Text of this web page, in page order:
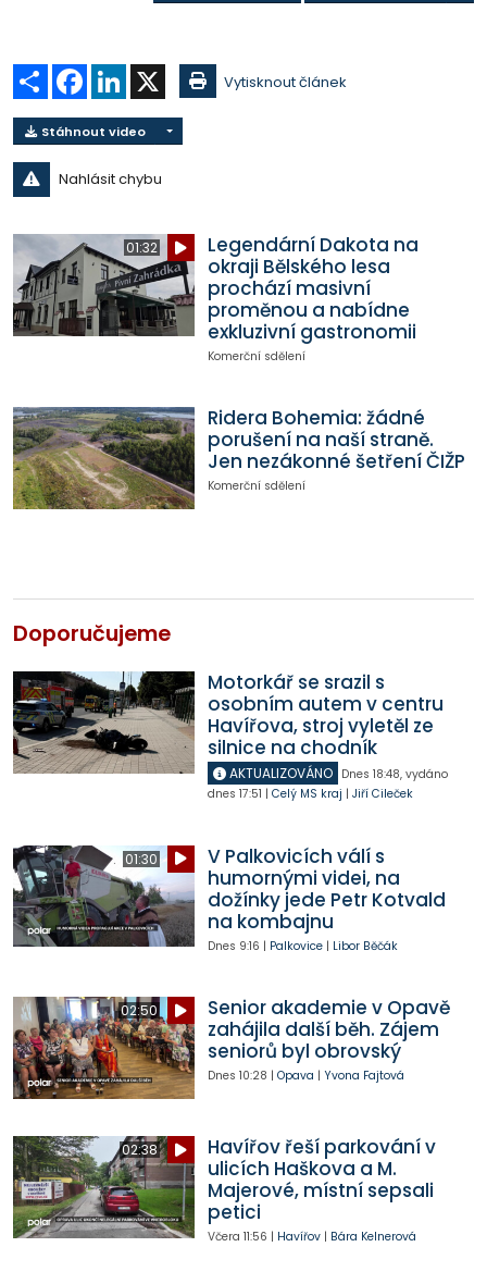
Sdílet Facebook
LinkedIn Vytisknout článek
Stáhnout video
Nahlásit chybu
01:32
Legendární Dakota na
okraji Bělského lesa
prochází masivní
proměnou a nabídne
exkluzivní gastronomii
Komerční sdělení
Ridera Bohemia: žádné
porušení na naší straně.
Jen nezákonné šetření ČIŽP
Komerční sdělení
Doporučujeme
Motorkář se srazil s
osobním autem v centru
Havířova, stroj vyletěl ze
silnice na chodník
AKTUALIZOVÁNO Dnes 18:48, vydáno
dnes 17:51 | Celý MS kraj | Jiří Cileček
01:30
V Palkovicích válí s
humornými videi, na
dožínky jede Petr Kotvald
na kombajnu
Dnes 9:16 | Palkovice| Libor Běčák
02:50
Senior akademie v Opavě
zahájila další běh. Zájem
seniorů byl obrovský
Dnes 10:28 | Opava | Yvona Fajtová
02:38
Havířov řeší parkování v
ulicích Haškova a M.
Majerové, místní sepsali
petici
Včera 11:56 | Havířov| Bára Kelnerová